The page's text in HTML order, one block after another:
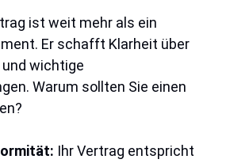
ist weit mehr als ein
Er schafft Klarheit über
wichtige
Warum sollten Sie einen
Ihr Vertrag entspricht